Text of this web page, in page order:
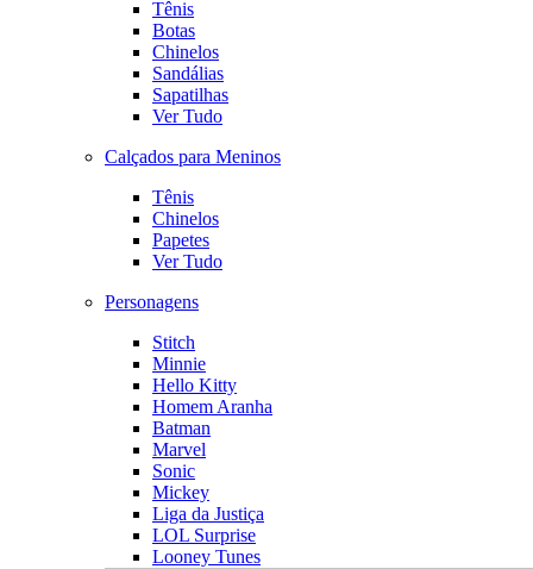
Tênis
Botas
Chinelos
Sandálias
Sapatilhas
Ver Tudo
Calçados para Meninos
Tênis
Chinelos
Papetes
Ver Tudo
Personagens
Stitch
Minnie
Hello Kitty
Homem Aranha
Batman
Marvel
Sonic
Mickey
Liga da Justiça
LOL Surprise
Looney Tunes